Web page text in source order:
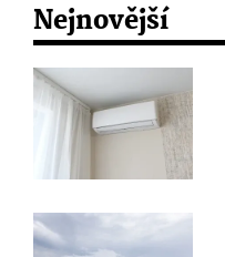
Nejnovější